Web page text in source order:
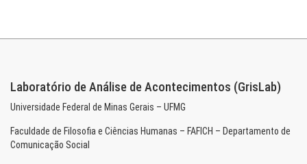
Laboratório de Análise de Acontecimentos (GrisLab)
Universidade Federal de Minas Gerais – UFMG
Faculdade de Filosofia e Ciências Humanas – FAFICH – Departamento de
Comunicação Social